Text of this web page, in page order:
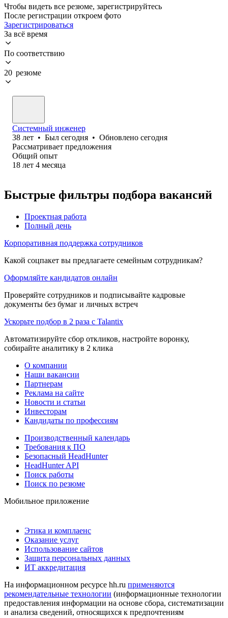
Чтобы видеть все резюме, зарегистрируйтесь
После регистрации откроем фото
Зарегистрироваться
За всё время
По соответствию
20 резюме
Системный инженер
38 лет • Был сегодня • Обновлено сегодня
Рассматривает предложения
Общий опыт
18 лет 4 месяца
Быстрые фильтры подбора вакансий
Проектная работа
Полный день
Корпоративная поддержка сотрудников
Какой соцпакет вы предлагаете семейным сотрудникам?
Оформляйте кандидатов онлайн
Проверяйте сотрудников и подписывайте кадровые
документы без бумаг и личных встреч
Ускорьте подбор в 2 раза с Talantix
Автоматизируйте сбор откликов, настройте воронку,
собирайте аналитику в 2 клика
О компании
Наши вакансии
Партнерам
Реклама на сайте
Новости и статьи
Инвесторам
Кандидаты по профессиям
Производственный календарь
Требования к ПО
Безопасный HeadHunter
HeadHunter API
Поиск работы
Поиск по резюме
Мобильное приложение
Этика и комплаенс
Оказание услуг
Использование сайтов
Защита персональных данных
ИТ аккредитация
На информационном ресурсе hh.ru применяются
рекомендательные технологии (информационные технологии
предоставления информации на основе сбора, систематизации
и анализа сведений, относящихся к предпочтениям